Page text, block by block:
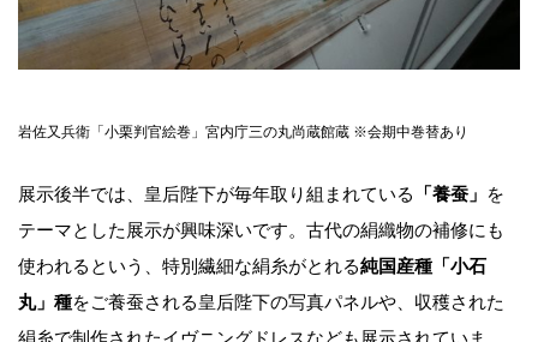
岩佐又兵衛「小栗判官絵巻」宮内庁三の丸尚蔵館蔵 ※会期中巻替あり
展示後半では、皇后陛下が毎年取り組まれている 「養蚕」
を
テーマとした展示が興味深いです。古代の絹織物の補修にも
使われるという、特別繊細な絹糸がとれる純国産種「小石
丸」種をご養蚕される皇后陛下の写真パネルや、収穫された